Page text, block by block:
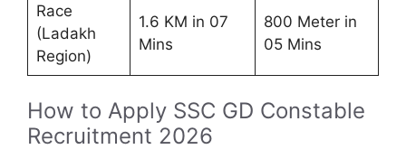
Race
(Ladakh
Region)
1.6 KM in 07
Mins
800 Meter in
05 Mins
How to Apply SSC GD Constable
Recruitment 2026